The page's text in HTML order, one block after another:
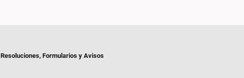
Resoluciones, Formularios y Avisos